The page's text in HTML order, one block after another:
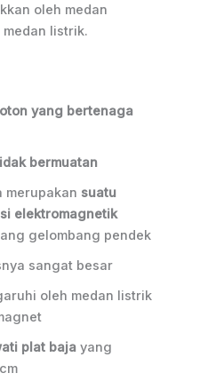
oleh medan
listrik.
yang bertenaga
bermuatan
merupakan suatu
elektromagnetik
gelombang pendek
sangat besar
oleh medan listrik
plat bajayang